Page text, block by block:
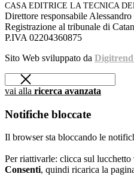
CASA EDITRICE LA TECNICA
Direttore responsabile
Registrazione al tribunale di
P.IVA 02204360875
Sito Web sviluppato da Digitrend
vai alla ricerca avanzata
Notifiche bloccate
Il browser sta bloccando le
Per riattivarle: clicca sul
Consenti, quindi ricarica la